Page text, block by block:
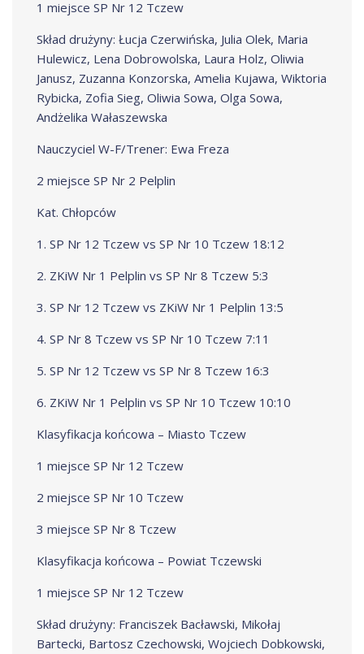
1 miejsce SP Nr 12 Tczew
Skład drużyny: Łucja Czerwińska, Julia Olek, Maria
Hulewicz, Lena Dobrowolska, Laura Holz, Oliwia
Janusz, Zuzanna Konzorska, Amelia Kujawa, Wiktoria
Rybicka, Zofia Sieg, Oliwia Sowa, Olga Sowa,
Andżelika Wałaszewska
Nauczyciel W-F/Trener: Ewa Freza
2 miejsce SP Nr 2 Pelplin
Kat. Chłopców
1. SP Nr 12 Tczew vs SP Nr 10 Tczew 18:12
2. ZKiW Nr 1 Pelplin vs SP Nr 8 Tczew 5:3
3. SP Nr 12 Tczew vs ZKiW Nr 1 Pelplin 13:5
4. SP Nr 8 Tczew vs SP Nr 10 Tczew 7:11
5. SP Nr 12 Tczew vs SP Nr 8 Tczew 16:3
6. ZKiW Nr 1 Pelplin vs SP Nr 10 Tczew 10:10
Klasyfikacja końcowa – Miasto Tczew
1 miejsce SP Nr 12 Tczew
2 miejsce SP Nr 10 Tczew
3 miejsce SP Nr 8 Tczew
Klasyfikacja końcowa – Powiat Tczewski
1 miejsce SP Nr 12 Tczew
Skład drużyny: Franciszek Bacławski, Mikołaj
Bartecki, Bartosz Czechowski, Wojciech Dobkowski,